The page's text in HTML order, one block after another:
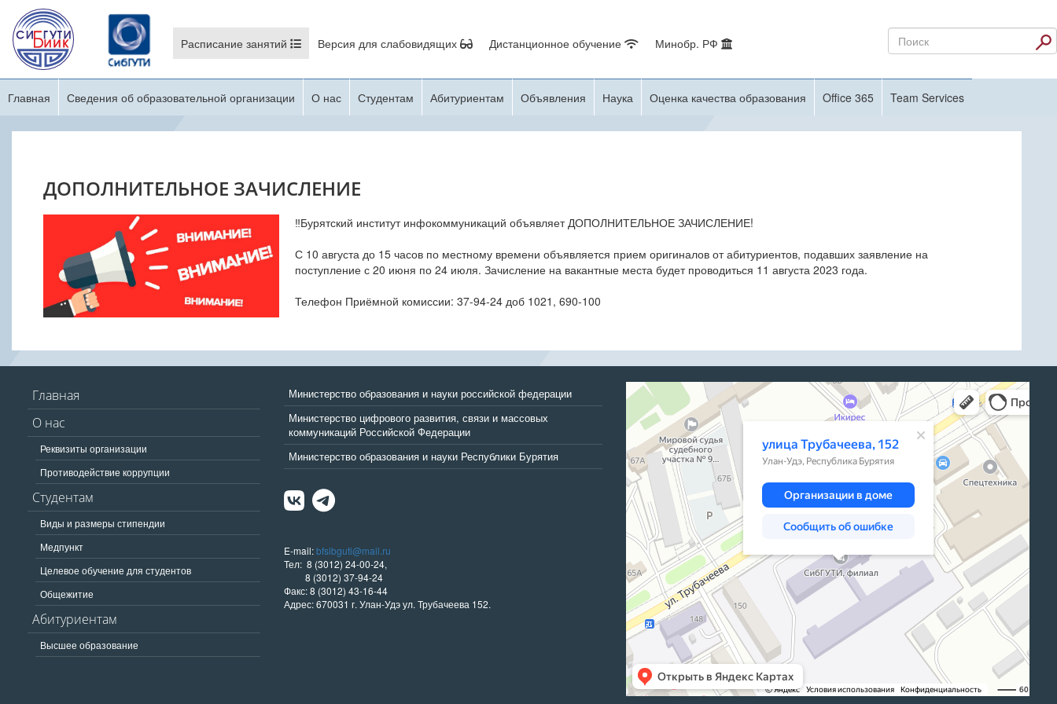
Расписание занятий Версия для слабовидящих Дистанционное обучение Минобр. РФ
Главная Сведения об образовательной организации О нас Студентам Абитуриентам Объявления Наука Оценка качества образования Office 365 Team Services
ДОПОЛНИТЕЛЬНОЕ ЗАЧИСЛЕНИЕ
‼Бурятский институт инфокоммуникаций объявляет ДОПОЛНИТЕЛЬНОЕ ЗАЧИСЛЕНИЕ!
С 10 августа до 15 часов по местному времени объявляется прием оригиналов от абитуриентов, подавших заявление на
поступление с 20 июня по 24 июля. Зачисление на вакантные места будет проводиться 11 августа 2023 года.
Телефон Приёмной комиссии: 37-94-24 доб 1021, 690-100
Главная
О нас
Реквизиты организации
Противодействие коррупции
Студентам
Виды и размеры стипендии
Медпункт
Целевое обучение для студентов
Общежитие
Абитуриентам
Высшее образование
Министерство образования и науки российской федерации
Министерство цифрового развития, связи и массовых
коммуникаций Российской Федерации
Министерство образования и науки Республики Бурятия
E-mail:bfsibguti@mail.ru
Тел: 8 (3012) 24-00-24,
8 (3012) 37-94-24
Факс: 8 (3012) 43-16-44
Адрес: 670031 г. Улан-Удэ ул. Трубачеева 152.
Улан‑Удэ
Улица Трубачеева, 152 — Яндекс Карты